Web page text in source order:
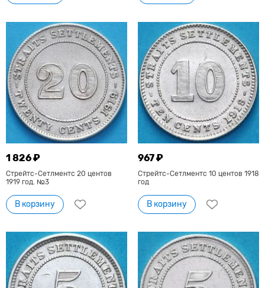
1 826 ₽
Стрейтс-Сетлментс 20 центов
1919 год. №3
В корзину
967 ₽
Стрейтс-Сетлментс 10 центов 1918
год
В корзину